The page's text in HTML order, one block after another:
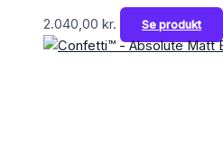
2.040,00 kr. Se produkt